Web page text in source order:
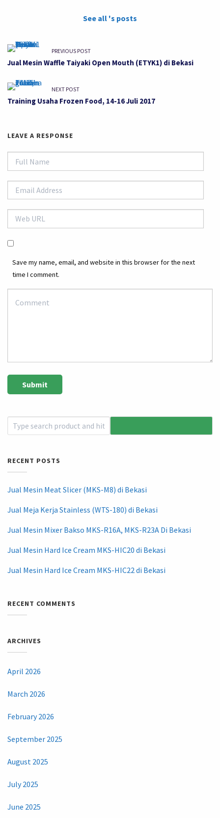
See all 's posts
PREVIOUS POST
Jual Mesin Waffle Taiyaki Open Mouth (ETYK1) di Bekasi
NEXT POST
Training Usaha Frozen Food, 14-16 Juli 2017
LEAVE A RESPONSE
Save my name, email, and website in this browser for the next
time I comment.
RECENT POSTS
Jual Mesin Meat Slicer (MKS-M8) di Bekasi
Jual Meja Kerja Stainless (WTS-180) di Bekasi
Jual Mesin Mixer Bakso MKS-R16A, MKS-R23A Di Bekasi
Jual Mesin Hard Ice Cream MKS-HIC20 di Bekasi
Jual Mesin Hard Ice Cream MKS-HIC22 di Bekasi
RECENT COMMENTS
ARCHIVES
April 2026
March 2026
February 2026
September 2025
August 2025
July 2025
June 2025